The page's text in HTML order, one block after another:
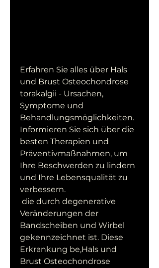
Erfahren Sie alles über Hals
und Brust Osteochondrose
torakalgii - Ursachen,
Symptome und
Behandlungsmöglichkeiten.
Informieren Sie sich über die
besten Therapien und
Präventivmaßnahmen, um
Ihre Beschwerden zu lindern
und Ihre Lebensqualität zu
verbessern.
Veränderungen der
Bandscheiben und Wirbel
gekennzeichnet ist. Diese
Erkrankung be,Hals und
Brust Osteochondrose